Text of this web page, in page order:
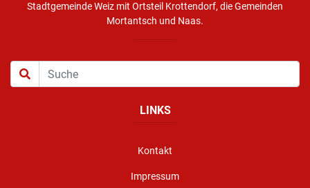
Stadtgemeinde Weiz mit Ortsteil Krottendorf, die Gemeinden
Mortantsch und Naas.
LINKS
Kontakt
Impressum